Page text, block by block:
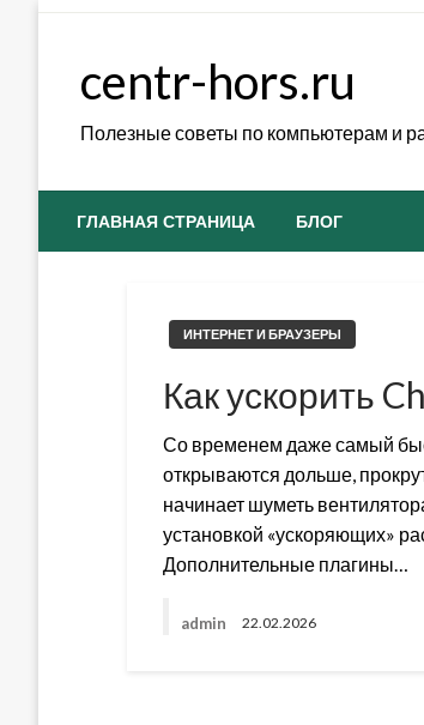
centr-hors.ru
Полезные советы по компьютерам и
ГЛАВНАЯ СТРАНИЦА БЛОГ
ИНТЕРНЕТ И БРАУЗЕРЫ
Как ускорить
Со временем даже самый
открываются дольше,
начинает шуметь
установкой «ускоряющих»
Дополнительные плагины…
admin 22.02.2026